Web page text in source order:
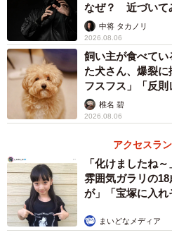
なぜ？ 近づいて
未熟」中将 タカノリ
2026.08.06
飼い主が食べて
た犬さん、爆裂
フスフス」「反則
椎名 碧
2026.08.06
アクセスラ
「化けましたね
雰囲気ガラリの
が」「宝塚に入れ
まいどなメディア